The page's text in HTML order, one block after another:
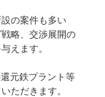
の案件も多い
略、交渉展開の
えます。
元鉄プラント等
ただきます。